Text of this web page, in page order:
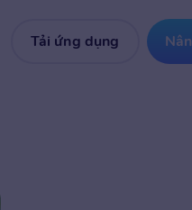
Tải ứng dụng